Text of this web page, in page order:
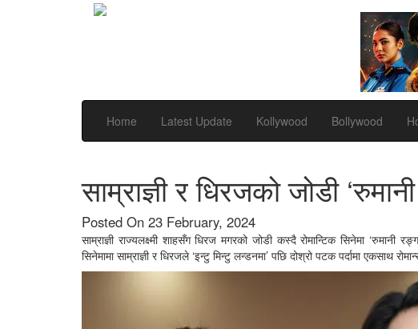
Home Latest Update Kollywood Bollywood
साम्राज्ञी र धिरजको जोडी
Posted On 23 February, 2024
साम्राज्ञी राज्यलक्ष्मी शाहसँग धिरज मगरको जोडी कस्दै रोमान्टिक सिनेमा
सिनेमामा साम्राज्ञी र धिरजले ‘इन्टु मिन्टु लन्डनमा’ पछि दोश्रो पटक पर्दामा एकसाथ